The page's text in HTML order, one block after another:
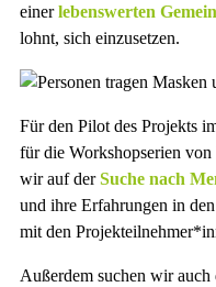
einerlebenswerten
lohnt, sich einzusetzen.
Für den Pilot des Projekts
für die Workshopserien
wir auf derSuche nach
und ihre Erfahrungen in
mit den
Außerdem suchen wir